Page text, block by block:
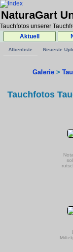
NaturaGart
Tauchfotos unserer
Aktuell
Albenliste Neueste
Galerie >
Tauchfotos